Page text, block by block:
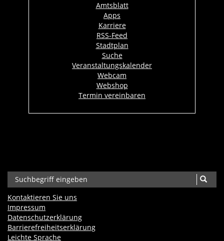
Amtsblatt
Apps
Karriere
RSS-Feed
Stadtplan
Suche
Veranstaltungskalender
Webcam
Webshop
Termin vereinbaren
Kontaktieren Sie uns
Impressum
Datenschutzerklärung
Barrierefreiheits­erklärung
Leichte Sprache